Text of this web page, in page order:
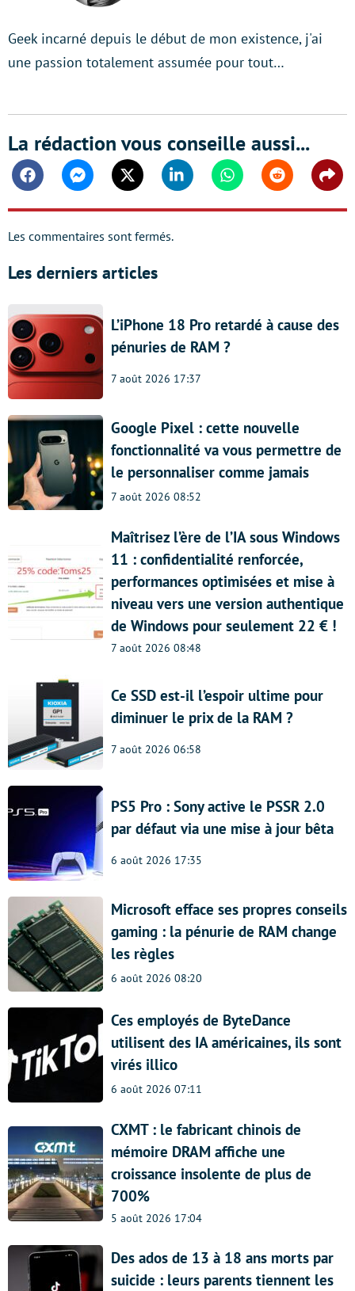
Geek incarné depuis le début de mon existence, j'ai
une passion totalement assumée pour tout…
La rédaction vous conseille aussi...
FacebookMessengerTwitter Linkedin WhatsappReddit
Les commentaires sont fermés.
Les derniers articles
L’iPhone 18 Pro retardé à cause des
pénuries de RAM ?
7 août 2026 17:37
Google Pixel : cette nouvelle
fonctionnalité va vous permettre de
le personnaliser comme jamais
7 août 2026 08:52
Maîtrisez l’ère de l’IA sous Windows
11 : confidentialité renforcée,
performances optimisées et mise à
niveau vers une version authentique
de Windows pour seulement 22 € !
7 août 2026 08:48
Ce SSD est-il l’espoir ultime pour
diminuer le prix de la RAM ?
7 août 2026 06:58
PS5 Pro : Sony active le PSSR 2.0
par défaut via une mise à jour bêta
6 août 2026 17:35
Microsoft efface ses propres conseils
gaming : la pénurie de RAM change
les règles
6 août 2026 08:20
Ces employés de ByteDance
utilisent des IA américaines, ils sont
virés illico
6 août 2026 07:11
CXMT : le fabricant chinois de
mémoire DRAM affiche une
croissance insolente de plus de
700%
5 août 2026 17:04
Des ados de 13 à 18 ans morts par
suicide : leurs parents tiennent les